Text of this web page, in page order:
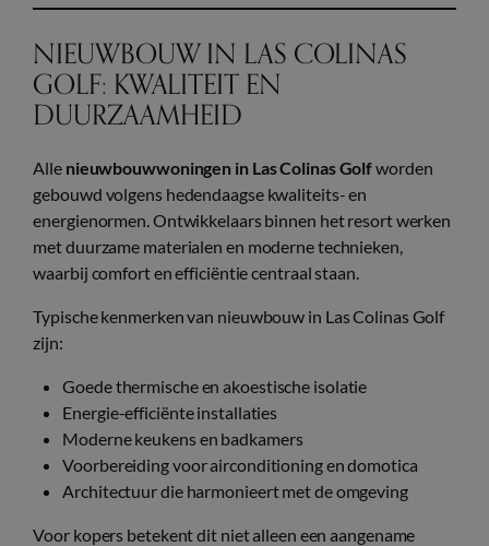
NIEUWBOUW IN LAS COLINAS
GOLF: KWALITEIT EN
DUURZAAMHEID
Alle nieuwbouwwoningen in Las Colinas Golfworden
gebouwd volgens hedendaagse kwaliteits- en
energienormen. Ontwikkelaars binnen het resort werken
met duurzame materialen en moderne technieken,
waarbij comfort en efficiëntie centraal staan.
Typische kenmerken van nieuwbouw in Las Colinas Golf
zijn:
Goede thermische en akoestische isolatie
Energie-efficiënte installaties
Moderne keukens en badkamers
Voorbereiding voor airconditioning en domotica
Architectuur die harmonieert met de omgeving
Voor kopers betekent dit niet alleen een aangename